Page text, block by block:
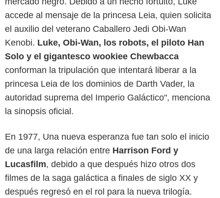
accede al mensaje de la princesa Leia, quien solicita
el auxilio del veterano Caballero Jedi Obi-Wan
Kenobi. Luke, Obi-Wan, los robots, el piloto Han
Solo y el gigantesco wookiee Chewbacca
conforman la tripulación que intentará liberar a la
princesa Leia de los dominios de Darth Vader, la
autoridad suprema del Imperio Galáctico", menciona
la sinopsis oficial.
En 1977, Una nueva esperanza fue tan solo el inicio
de una larga relación entre Harrison Ford y
Lucasfilm, debido a que después hizo otros dos
filmes de la saga galáctica a finales de siglo XX y
después regresó en el rol para la nueva trilogía.